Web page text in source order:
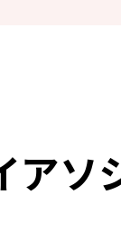
アソ